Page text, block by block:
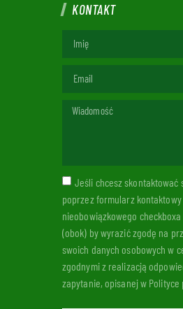
KONTAKT
Jeśli chcesz skontaktować
poprzez formularz
nieobowiązkowego
(obok) by wyrazić zgodę na
swoich danych osobowych w
zgodnymi z realizacją
zapytanie, opisanej w